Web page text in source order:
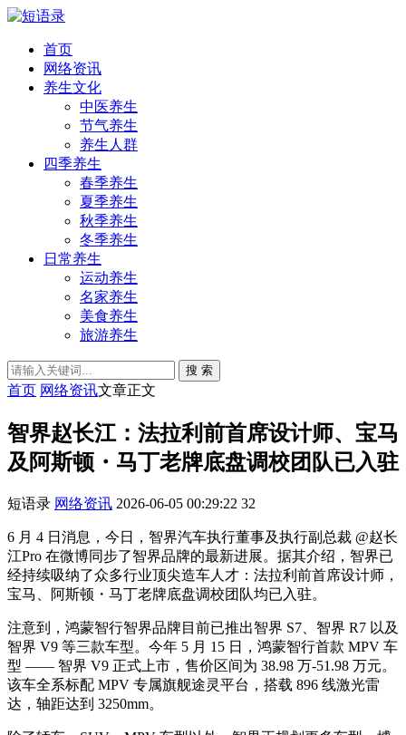
首页
网络资讯
养生文化
中医养生
节气养生
养生人群
四季养生
春季养生
夏季养生
秋季养生
冬季养生
日常养生
运动养生
名家养生
美食养生
旅游养生
搜 索
首页 网络资讯文章正文
智界赵长江：法拉利前首席设计师、宝马
及阿斯顿・马丁老牌底盘调校团队已入驻
短语录 网络资讯 2026-06-05 00:29:22 32
6 月 4 日消息，今日，智界汽车执行董事及执行副总裁 @赵长
江Pro 在微博同步了智界品牌的最新进展。据其介绍，智界已
经持续吸纳了众多行业顶尖造车人才：法拉利前首席设计师，
宝马、阿斯顿・马丁老牌底盘调校团队均已入驻。
注意到，鸿蒙智行智界品牌目前已推出智界 S7、智界 R7 以及
智界 V9 等三款车型。今年 5 月 15 日，鸿蒙智行首款 MPV 车
型 —— 智界 V9 正式上市，售价区间为 38.98 万-51.98 万元。
该车全系标配 MPV 专属旗舰途灵平台，搭载 896 线激光雷
达，轴距达到 3250mm。